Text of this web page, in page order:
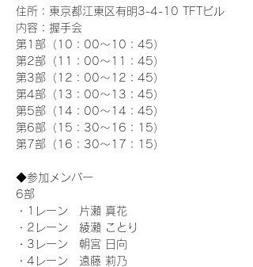
住所：東京都江東区有明3-4-10 TFTビル
内容：握手会
第1部（10：00～10：45）
第2部（11：00～11：45）
第3部（12：00～12：45）
第4部（13：00～13：45）
第5部（14：00～14：45）
第6部（15：30～16：15）
第7部（16：30～17：15）
◆参加メンバー
6部
・1レーン　片瀬 真花
・2レーン　綾瀬 ことり
・3レーン　朝宮 日向
・4レーン　遠藤 莉乃